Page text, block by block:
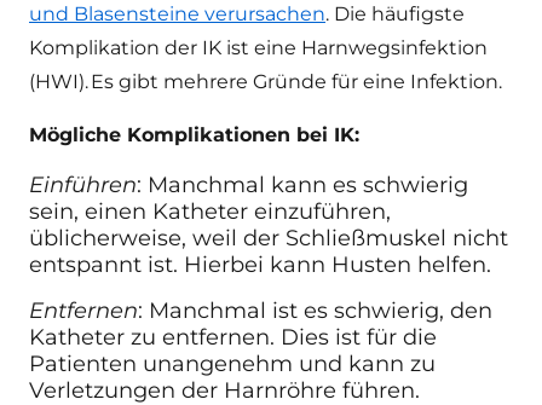
und Blasensteine verursachen. Die häufigste
Komplikation der IK ist eine Harnwegsinfektion
(HWI).Es gibt mehrere Gründe für eine Infektion.
Mögliche Komplikationen bei IK:
Einführen: Manchmal kann es schwierig
sein, einen Katheter einzuführen,
üblicherweise, weil der Schließmuskel nicht
entspannt ist. Hierbei kann Husten helfen.
Entfernen: Manchmal ist es schwierig, den
Katheter zu entfernen. Dies ist für die
Patienten unangenehm und kann zu
Verletzungen der Harnröhre führen.